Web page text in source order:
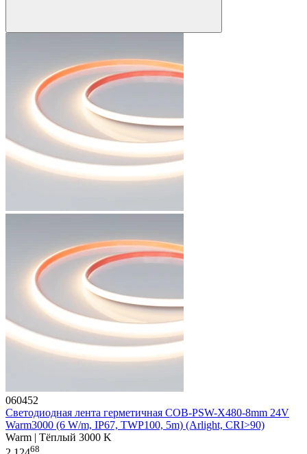
060452
Светодиодная лента герметичная COB-PSW-X480-8mm 24V
Warm3000 (6 W/m, IP67, TWP100, 5m) (Arlight, CRI>90)
Warm | Тёплый 3000 K
68